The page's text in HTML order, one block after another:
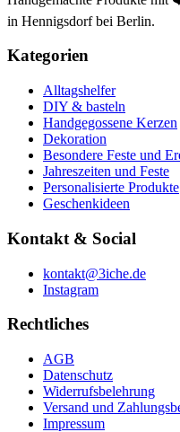
in Hennigsdorf bei Berlin.
Kategorien
Alltagshelfer
DIY & basteln
Handgegossene Kerzen
Dekoration
Besondere Feste und
Jahreszeiten und Feste
Personalisierte Produkte
Geschenkideen
Kontakt & Social
kontakt@3iche.de
Instagram
Rechtliches
AGB
Datenschutz
Widerrufsbelehrung
Versand und
Impressum